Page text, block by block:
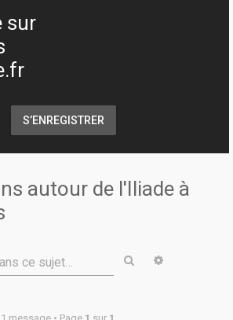
sur
S’ENREGISTRER
autour de l'Iliade à
ce sujet… Rechercher